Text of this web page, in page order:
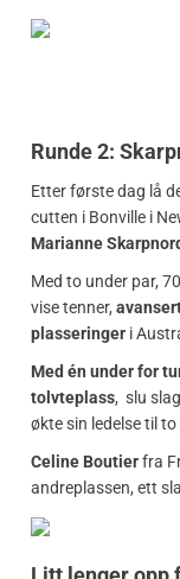
Runde 2:
Etter første dag lå
cutten i Bonville i
Marianne
Med to under par,
vise tenner,
plasseringer i
Med én under for
tolvteplass, slu
økte sin ledelse til
Celine Boutierfra
andreplassen, ett